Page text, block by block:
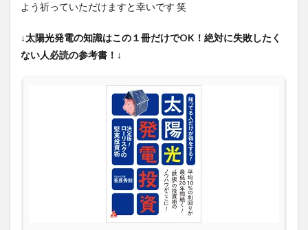
よう祈っていただけますと幸いです 笑
↓太陽光発電の知識はこの１冊だけでOK！絶対に失敗したく
ない人必読の参考書！↓